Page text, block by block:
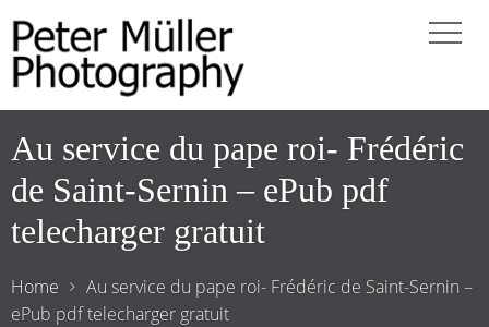
Au service du pape roi- Frédéric
de Saint-Sernin – ePub pdf
telecharger gratuit
Home
Au service du pape roi- Frédéric de Saint-Sernin –
ePub pdf telecharger gratuit